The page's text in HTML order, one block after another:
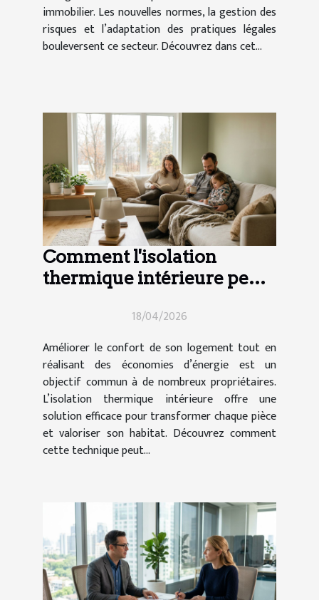
immobilier. Les nouvelles normes, la gestion des
risques et l’adaptation des pratiques légales
bouleversent ce secteur. Découvrez dans cet...
Comment l'isolation
thermique intérieure peut-
18/04/2026
Améliorer le confort de son logement tout en
réalisant des économies d’énergie est un
objectif commun à de nombreux propriétaires.
L’isolation thermique intérieure offre une
solution efficace pour transformer chaque pièce
et valoriser son habitat. Découvrez comment
cette technique peut...